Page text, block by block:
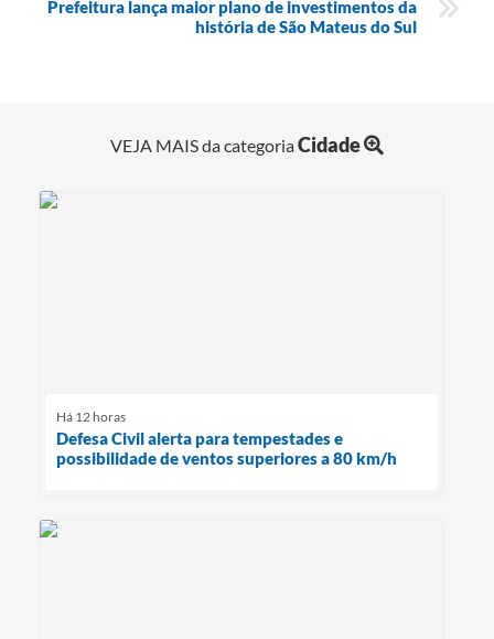
Prefeitura lança maior plano de investimentos da
história de São Mateus do Sul
VEJA MAIS da categoriaCidade
Há 12 horas
Defesa Civil alerta para tempestades e
possibilidade de ventos superiores a 80 km/h